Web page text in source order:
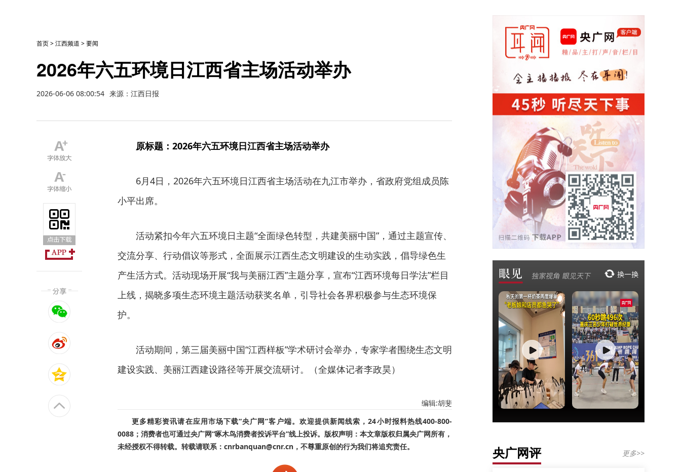
首页>江西频道 >要闻
2026年六五环境日江西省主场活动举办
2026-06-06 08:00:54 来源：江西日报
原标题：2026年六五环境日江西省主场活动举办
6月4日，2026年六五环境日江西省主场活动在九江市举办，省政府党组成员陈
小平出席。
活动紧扣今年六五环境日主题“全面绿色转型，共建美丽中国”，通过主题宣传、
交流分享、行动倡议等形式，全面展示江西生态文明建设的生动实践，倡导绿色生
产生活方式。活动现场开展“我与美丽江西”主题分享，宣布“江西环境每日学法”栏目
上线，揭晓多项生态环境主题活动获奖名单，引导社会各界积极参与生态环境保
护。
活动期间，第三届美丽中国“江西样板”学术研讨会举办，专家学者围绕生态文明
建设实践、美丽江西建设路径等开展交流研讨。（全媒体记者李政昊）
编辑:胡斐
更多精彩资讯请在应用市场下载“央广网”客户端。欢迎提供新闻线索，24小时报料热线400-800-
0088；消费者也可通过央广网“啄木鸟消费者投诉平台”线上投诉。版权声明：本文章版权归属央广网所有，
未经授权不得转载。转载请联系：cnrbanquan@cnr.cn，不尊重原创的行为我们将追究责任。
央广网评 更多>>